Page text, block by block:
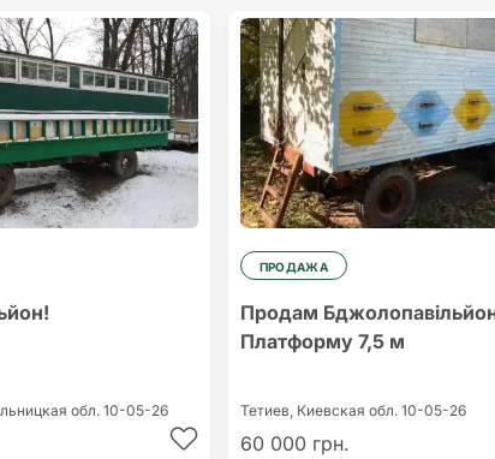
обл. 10-05-26
ПРОДАЖА
Продам
Платформу 7,5 м
Тетиев, Киевская обл. 10-05-26
60 000 грн.